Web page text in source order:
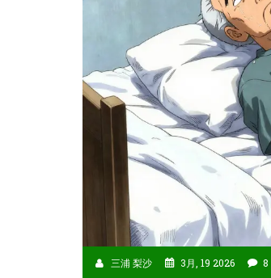
三浦 梨沙 3月, 19 2026 8